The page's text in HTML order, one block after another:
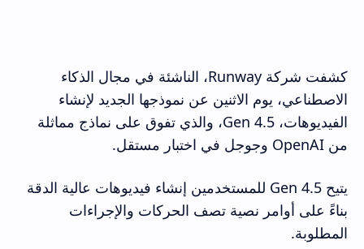
كشفت شركة Runway، الناشئة في مجال الذكاء
الاصطناعي، يوم الاثنين عن نموذجها الجديد لإنشاء
الفيديوهات، Gen 4.5، والذي تفوق على نماذج مماثلة
من OpenAI وجوجل في اختبار مستقل.
يتيح Gen 4.5 للمستخدمين إنشاء فيديوهات عالية الدقة
بناءً على أوامر نصية تصف الحركات والإجراءات
المطلوبة.